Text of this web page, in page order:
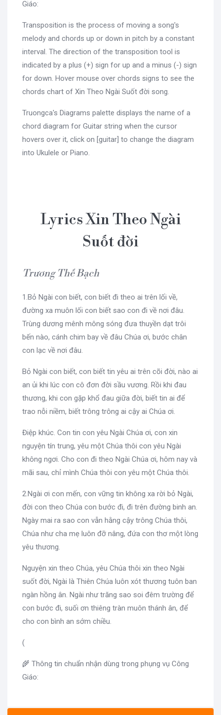
Giáo:
Transposition is the process of moving a song's
melody and chords up or down in pitch by a constant
interval. The direction of the transposition tool is
indicated by a plus (+) sign for up and a minus (-) sign
for down. Hover mouse over chords signs to see the
chords chart of Xin Theo Ngài Suốt đời song.
Truongca's Diagrams palette displays the name of a
chord diagram for Guitar string when the cursor
hovers over it, click on [guitar] to change the diagram
into Ukulele or Piano.
Lyrics Xin Theo Ngài
Suốt đời
Trương Thế Bạch
1.Bỏ Ngài con biết, con biết đi theo ai trên lối về,
đường xa muôn lối con biết sao con đi về nơi đâu.
Trùng dương mênh mông sóng đưa thuyền dạt trôi
bến nào, cánh chim bay về đâu Chúa ơi, bước chân
con lạc về nơi đâu.
Bỏ Ngài con biết, con biết tin yêu ai trên cõi đời, nào ai
an ủi khi lúc con cô đơn đời sầu vương. Rồi khi đau
thương, khi con gặp khổ đau giữa đời, biết tin ai để
trao nỗi niềm, biết trông trông ai cậy ai Chúa ơi.
Điệp khúc. Con tin con yêu Ngài Chúa ơi, con xin
nguyện tín trung, yêu một Chúa thôi con yêu Ngài
không ngơi. Cho con đi theo Ngài Chúa ơi, hôm nay và
mãi sau, chỉ mình Chúa thôi con yêu một Chúa thôi.
2.Ngài ơi con mến, con vững tin không xa rời bỏ Ngài,
đời con theo Chúa con bước đi, đi trên đường binh an.
Ngày mai ra sao con vẫn hằng cậy trông Chúa thôi,
Chúa như cha mẹ luôn đỡ nâng, đứa con thơ một lòng
yêu thương.
Nguyện xin theo Chúa, yêu Chúa thôi xin theo Ngài
suốt đời, Ngài là Thiên Chúa luôn xót thương tuôn ban
ngàn hồng ân. Ngài như trăng sao soi đêm trường để
con bước đi, suối ơn thiêng tràn muôn thánh ân, để
cho con bình an sớm chiều.
(
🌾 Thông tin chuẩn nhận dùng trong phụng vụ Công
Giáo: